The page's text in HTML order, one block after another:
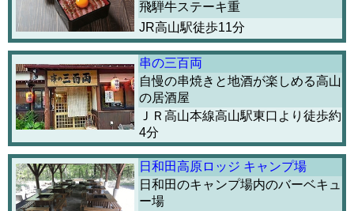
飛騨牛ステーキ重
JR高山駅徒歩11分
串の三百両
自慢の串焼きと地酒が楽しめる高山
の居酒屋
ＪＲ高山本線高山駅東口より徒歩約
4分
日和田高原ロッジ キャンプ場
日和田のキャンプ場内のバーベキュ
ー場